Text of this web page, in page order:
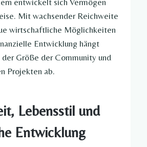
Mit wachsender Reichweite
wirtschaftliche Möglichkeiten
Entwicklung hängt
der Größe der Community und
Projekten ab.
Lebensstil und
Entwicklung